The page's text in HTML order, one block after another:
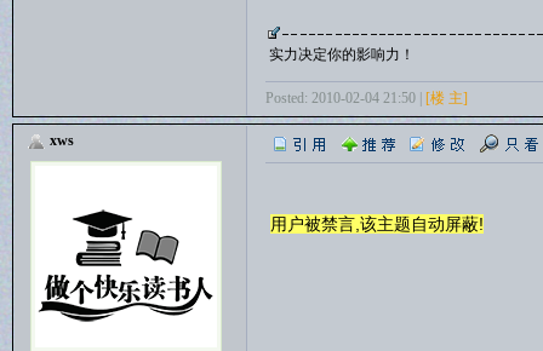
实力决定你的影响力！
Posted: 2010-02-04 21:50 | [楼 主]
xws
用户被禁言,该主题自动屏蔽!